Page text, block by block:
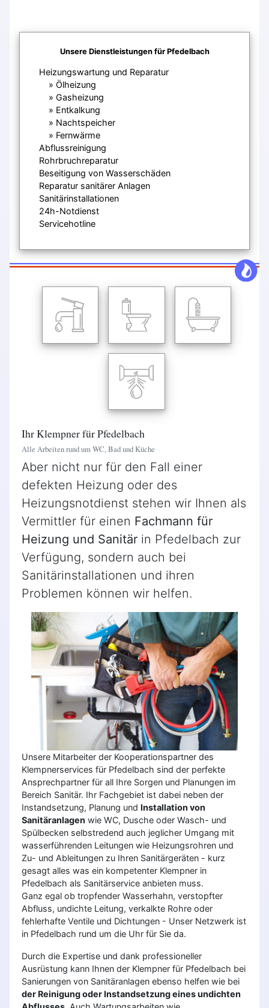
Unsere Dienstleistungen für Pfedelbach
Heizungswartung und Reparatur
Ölheizung
Gasheizung
Entkalkung
Nachtspeicher
Fernwärme
Abflussreinigung
Rohrbruchreparatur
Beseitigung von Wasserschäden
Reparatur sanitärer Anlagen
Sanitärinstallationen
24h-Notdienst
Servicehotline
Ihr Klempner für Pfedelbach
Alle Arbeiten rund um WC, Bad und Küche
Aber nicht nur für den Fall einer
defekten Heizung oder des
Heizungsnotdienst stehen wir Ihnen als
Vermittler für einen Fachmann für
Heizung und Sanitär in Pfedelbach zur
Verfügung, sondern auch bei
Sanitärinstallationen und ihren
Problemen können wir helfen.
Unsere Mitarbeiter der Kooperationspartner des
Klempnerservices für Pfedelbach sind der perfekte
Ansprechpartner für all Ihre Sorgen und Planungen im
Bereich Sanitär. Ihr Fachgebiet ist dabei neben der
Instandsetzung, Planung und Installation von
Sanitäranlagen wie WC, Dusche oder Wasch- und
Spülbecken selbstredend auch jeglicher Umgang mit
wasserführenden Leitungen wie Heizungsrohren und
Zu- und Ableitungen zu Ihren Sanitärgeräten - kurz
gesagt alles was ein kompetenter Klempner in
Pfedelbach als Sanitärservice anbieten muss.
Ganz egal ob tropfender Wasserhahn, verstopfter
Abfluss, undichte Leitung, verkalkte Rohre oder
fehlerhafte Ventile und Dichtungen - Unser Netzwerk ist
in Pfedelbach rund um die Uhr für Sie da.
Durch die Expertise und dank professioneller
Ausrüstung kann Ihnen der Klempner für Pfedelbach bei
Sanierungen von Sanitäranlagen ebenso helfen wie bei
der Reinigung oder Instandsetzung eines undichten